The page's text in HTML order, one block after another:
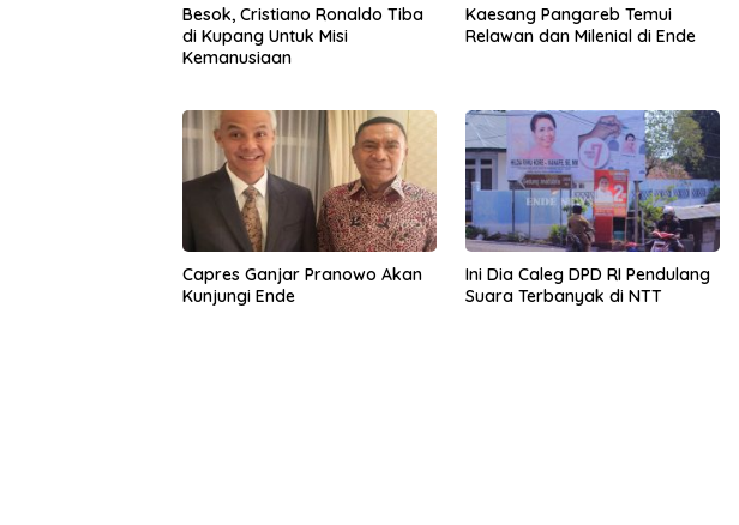
Besok, Cristiano Ronaldo Tiba
di Kupang Untuk Misi
Kemanusiaan
Kaesang Pangareb Temui
Relawan dan Milenial di Ende
Capres Ganjar Pranowo Akan
Kunjungi Ende
Ini Dia Caleg DPD RI Pendulang
Suara Terbanyak di NTT